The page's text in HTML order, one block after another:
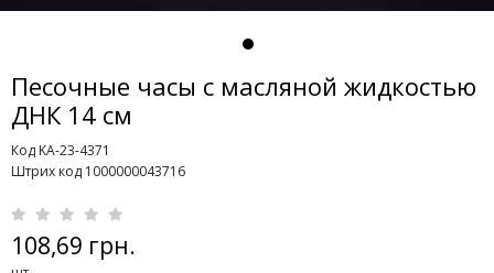
Песочные часы с масляной жидкостью
ДНК 14 см
Код KA-23-4371
Штрих код 1000000043716
108,69 грн.